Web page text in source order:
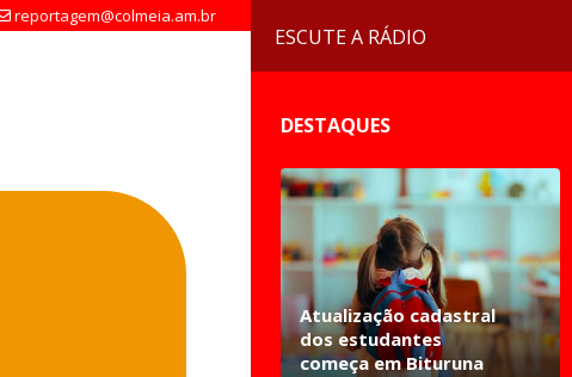
reportagem@colmeia.am.br
ESCUTE A RÁDIO
DESTAQUES
Atualização cadastral
dos estudantes
começa em Bituruna